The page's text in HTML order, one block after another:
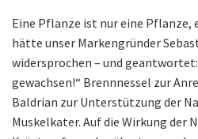
Eine Pflanze ist nur eine Pflanze,
hätte unser Markengründer
widersprochen – und
gewachsen!“ Brennnessel zur
Baldrian zur Unterstützung der
Muskelkater. Auf die Wirkung der